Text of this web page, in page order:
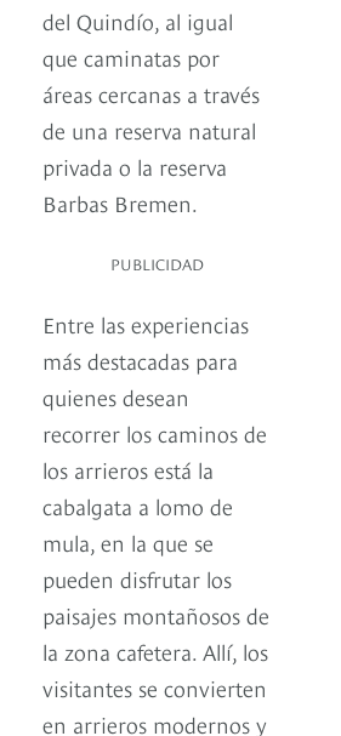
del Quindío, al igual
que caminatas por
áreas cercanas a través
de una reserva natural
privada o la reserva
Barbas Bremen.
PUBLICIDAD
Entre las experiencias
más destacadas para
quienes desean
recorrer los caminos de
los arrieros está la
cabalgata a lomo de
mula, en la que se
pueden disfrutar los
paisajes montañosos de
la zona cafetera. Allí, los
visitantes se convierten
en arrieros modernos y